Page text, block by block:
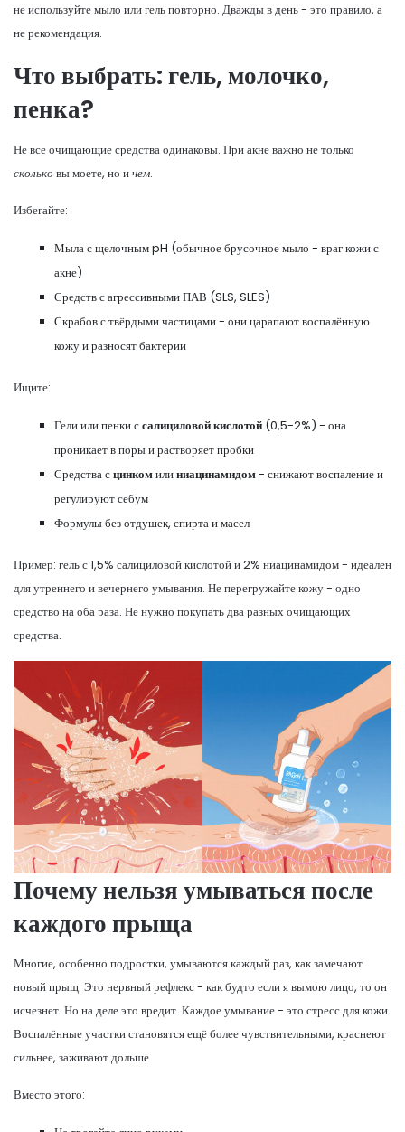
не используйте мыло или гель повторно. Дважды в день - это правило, а
не рекомендация.
Что выбрать: гель, молочко,
пенка?
Не все очищающие средства одинаковы. При акне важно не только
сколько вы моете, но ичем.
Избегайте:
Мыла с щелочным pH (обычное брусочное мыло - враг кожи с
акне)
Средств с агрессивными ПАВ (SLS, SLES)
Скрабов с твёрдыми частицами - они царапают воспалённую
кожу и разносят бактерии
Ищите:
Гели или пенки ссалициловой кислотой (0,5-2%) - она
проникает в поры и растворяет пробки
Средства сцинкомилиниацинамидом- снижают воспаление и
регулируют себум
Формулы без отдушек, спирта и масел
Пример: гель с 1,5% салициловой кислотой и 2% ниацинамидом - идеален
для утреннего и вечернего умывания. Не перегружайте кожу - одно
средство на оба раза. Не нужно покупать два разных очищающих
средства.
Почему нельзя умываться после
каждого прыща
Многие, особенно подростки, умываются каждый раз, как замечают
новый прыщ. Это нервный рефлекс - как будто если я вымою лицо, то он
исчезнет. Но на деле это вредит. Каждое умывание - это стресс для кожи.
Воспалённые участки становятся ещё более чувствительными, краснеют
сильнее, заживают дольше.
Вместо этого: